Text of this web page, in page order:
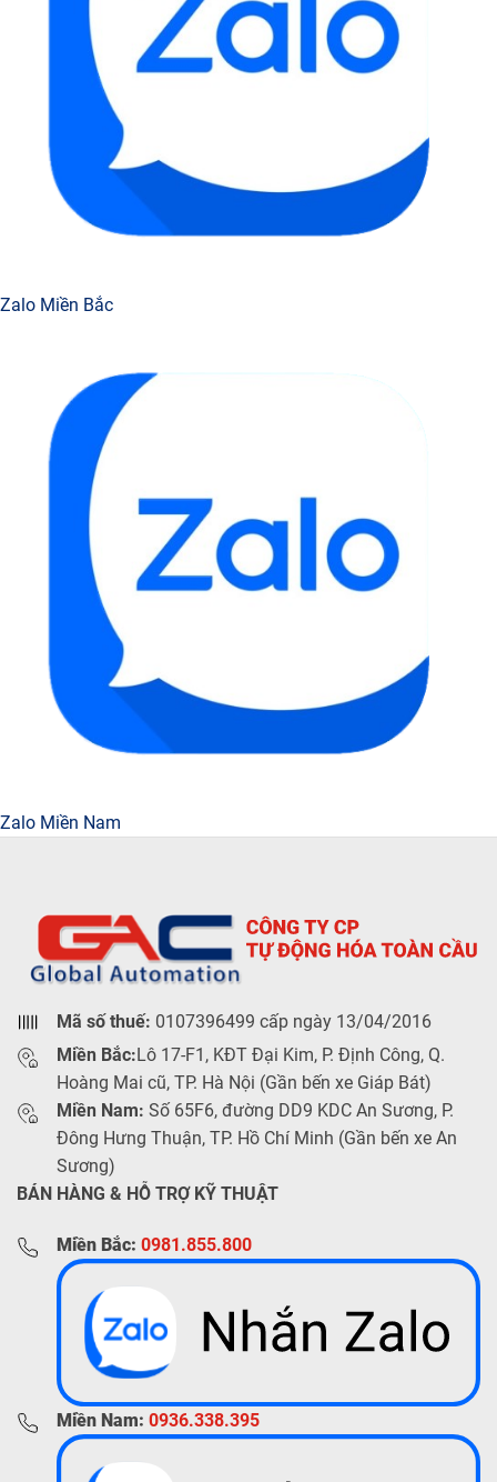
Zalo Miền Bắc
Zalo Miền Nam
Mã số thuế: 0107396499 cấp ngày 13/04/2016
Miền Bắc:Lô 17-F1, KĐT Đại Kim, P. Định Công, Q.
Hoàng Mai cũ, TP. Hà Nội (Gần bến xe Giáp Bát)
Miền Nam: Số 65F6, đường DD9 KDC An Sương, P.
Đông Hưng Thuận, TP. Hồ Chí Minh (Gần bến xe An
Sương)
BÁN HÀNG & HỖ TRỢ KỸ THUẬT
Miền Bắc: 0981.855.800
Miền Nam: 0936.338.395